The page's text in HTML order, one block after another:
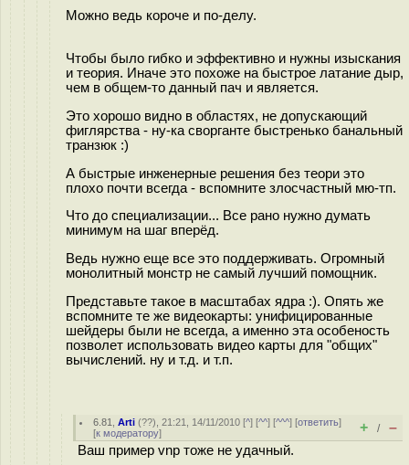
Можно ведь короче и по-делу.
Чтобы было гибко и эффективно и нужны изыскания
и теория. Иначе это похоже на быстрое латание дыр,
чем в общем-то данный пач и является.
Это хорошо видно в областях, не допускающий
фиглярства - ну-ка сворганте быстренько банальный
транзюк :)
А быстрые инженерные решения без теори это
плохо почти всегда - вспомните злосчастный мю-тп.
Что до специализации... Все рано нужно думать
минимум на шаг вперёд.
Ведь нужно еще все это поддерживать. Огромный
монолитный монстр не самый лучший помощник.
Представьте такое в масштабах ядра :). Опять же
вспомните те же видеокарты: унифицированные
шейдеры были не всегда, а именно эта особеность
позволет использовать видео карты для "общих"
вычислений. ну и т.д. и т.п.
6.81 ,Arti (??), 21:21, 14/11/2010 [^] [^^] [^^^] [ответить]
[к модератору] + / –
Ваш пример vnp тоже не удачный.